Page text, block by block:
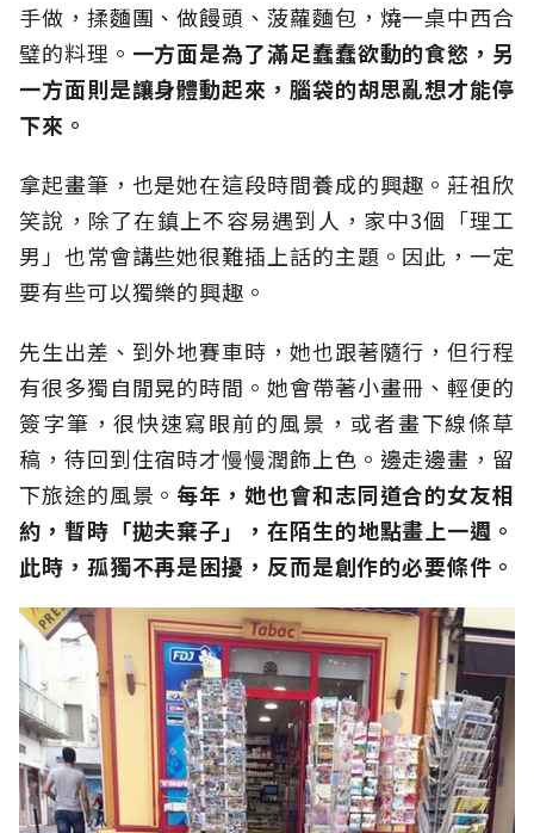
手做，揉麵團、做饅頭、菠蘿麵包，燒一桌中西合
璧的料理。 一方面是為了滿足蠢蠢欲動的食慾，另
一方面則是讓身體動起來，腦袋的胡思亂想才能停
下來。
拿起畫筆，也是她在這段時間養成的興趣。莊祖欣
笑說，除了在鎮上不容易遇到人，家中3個「理工
男」也常會講些她很難插上話的主題。因此，一定
要有些可以獨樂的興趣。
先生出差、到外地賽車時，她也跟著隨行，但行程
有很多獨自閒晃的時間。她會帶著小畫冊、輕便的
簽字筆，很快速寫眼前的風景，或者畫下線條草
稿，待回到住宿時才慢慢潤飾上色。邊走邊畫，留
下旅途的風景。 每年，她也會和志同道合的女友相
約，暫時「拋夫棄子」，在陌生的地點畫上一週。
此時，孤獨不再是困擾，反而是創作的必要條件。